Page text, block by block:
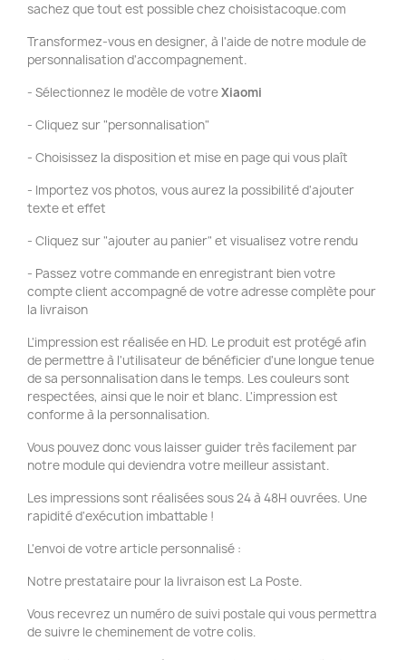
sachez que tout est possible chez choisistacoque.com
Transformez-vous en designer, à l'aide de notre module de
personnalisation d'accompagnement.
- Sélectionnez le modèle de votreXiaomi
- Cliquez sur "personnalisation"
- Choisissez la disposition et mise en page qui vous plaît
- Importez vos photos, vous aurez la possibilité d'ajouter
texte et effet
- Cliquez sur "ajouter au panier" et visualisez votre rendu
- Passez votre commande en enregistrant bien votre
compte client accompagné de votre adresse complète pour
la livraison
L'impression est réalisée en HD. Le produit est protégé afin
de permettre à l'utilisateur de bénéficier d'une longue tenue
de sa personnalisation dans le temps. Les couleurs sont
respectées, ainsi que le noir et blanc. L'impression est
conforme à la personnalisation.
Vous pouvez donc vous laisser guider très facilement par
notre module qui deviendra votre meilleur assistant.
Les impressions sont réalisées sous 24 à 48H ouvrées. Une
rapidité d'exécution imbattable !
L'envoi de votre article personnalisé :
Notre prestataire pour la livraison est La Poste.
Vous recevrez un numéro de suivi postale qui vous permettra
de suivre le cheminement de votre colis.